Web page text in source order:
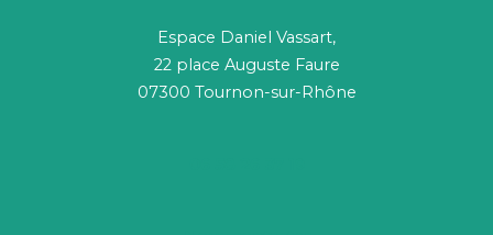
Espace Daniel Vassart,
22 place Auguste Faure
07300 Tournon-sur-Rhône